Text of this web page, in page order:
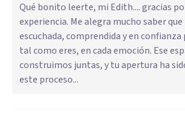
Qué bonito leerte, mi Edith.... gracias
experiencia. Me alegra mucho saber
escuchada, comprendida y en
tal como eres, en cada emoción. Ese
construimos juntas, y tu apertura ha
este proceso...